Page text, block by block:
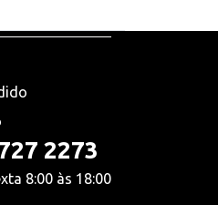
2273
8:00 às 18:00